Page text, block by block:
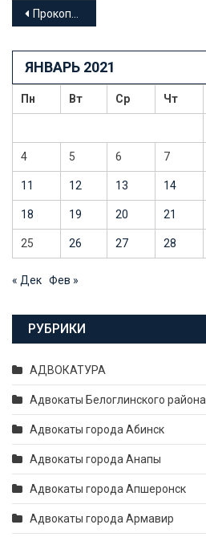
Навигация
по
записям
Прокопчук Николай Евгеньевич адвокат Краснодарского края
ЯНВАРЬ 2021
Пн Вт Ср Чт
4 5 6 7
11 12 13 14
18 19 20 21
25 26 27 28
« Дек Фев »
РУБРИКИ
АДВОКАТУРА
Адвокаты Белоглинского района
Адвокаты города Абинск
Адвокаты города Анапы
Адвокаты города Апшеронск
Адвокаты города Армавир